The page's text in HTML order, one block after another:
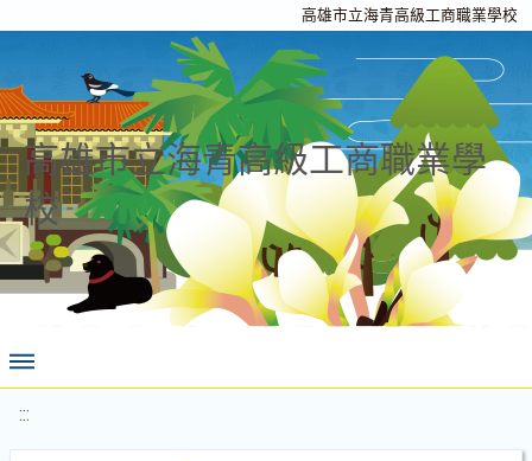
高雄市立海青高級工商職業學校
高雄市立海青高級工商職業學
校
:::